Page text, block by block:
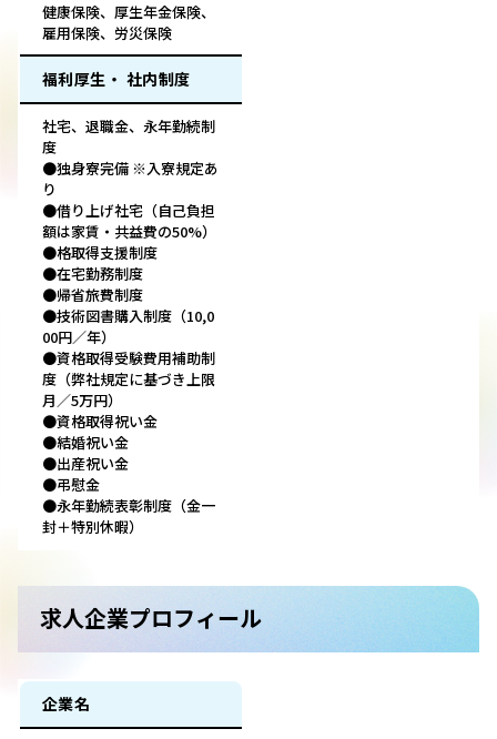
健康保険、厚生年金保険、
雇用保険、労災保険
福利厚生・ 社内制度
社宅、退職金、永年勤続制
度
●独身寮完備 ※入寮規定あ
り
●借り上げ社宅（自己負担
額は家賃・共益費の50%）
●格取得支援制度
●在宅勤務制度
●帰省旅費制度
●技術図書購入制度（10,0
00円／年）
●資格取得受験費用補助制
度（弊社規定に基づき上限
月／5万円）
●資格取得祝い金
●結婚祝い金
●出産祝い金
●弔慰金
●永年勤続表彰制度（金一
封＋特別休暇）
求人企業プロフィール
企業名